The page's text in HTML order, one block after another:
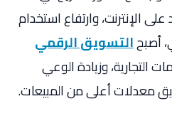
على الإنترنت، وارتفاع استخدام
أصبحالتسويق الرقمي
التجارية، وزيادة الوعي
معدلات أعلى من المبيعات.